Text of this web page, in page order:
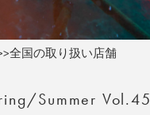
全国の取り扱い店舗
Summer Vol.45